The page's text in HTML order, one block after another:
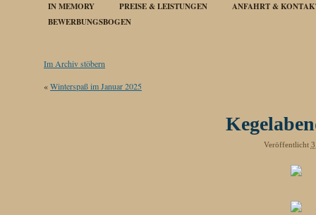
IN MEMORY
PREISE & LEISTUNGEN
ANFAHRT &
BEWERBUNGSBOGEN
Im Archiv stöbern
«Winterspaß im Januar 2025
Veröffentlicht